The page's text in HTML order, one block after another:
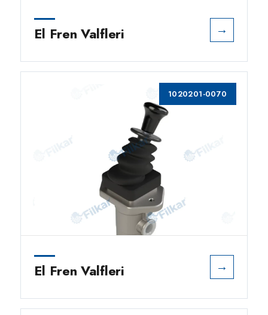
El Fren Valfleri →
1020201-0070
El Fren Valfleri →